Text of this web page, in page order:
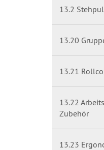
13.2
13.20
13.21
13.22
Zubehör
13.23